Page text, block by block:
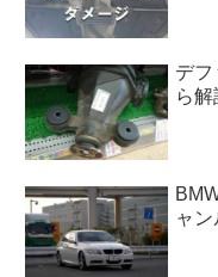
デ
ら
ャン